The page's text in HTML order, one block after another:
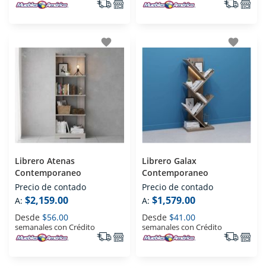
favorite
Librero Atenas
Contemporaneo
Precio de contado
A: $2,159.00
Desde $56.00
semanales con Crédito
favorite
Librero Galax
Contemporaneo
Precio de contado
A: $1,579.00
Desde $41.00
semanales con Crédito